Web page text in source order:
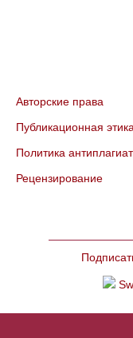
Авторские права
Публикационная этика
Политика
Рецензирование